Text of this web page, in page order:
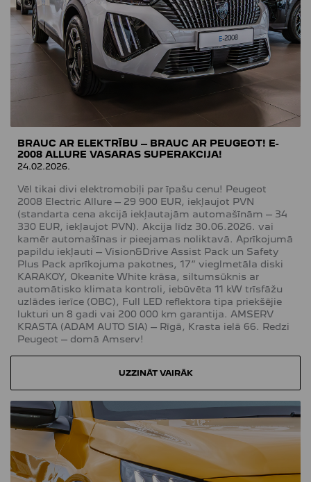
BRAUC AR ELEKTRĪBU – BRAUC AR PEUGEOT! E-
2008 ALLURE VASARAS SUPERAKCIJA!
24.02.2026.
Vēl tikai divi elektromobiļi par īpašu cenu! Peugeot
2008 Electric Allure – 29 900 EUR, iekļaujot PVN
(standarta cena akcijā iekļautajām automašīnām – 34
330 EUR, iekļaujot PVN). Akcija līdz 30.06.2026. vai
kamēr automašīnas ir pieejamas noliktavā. Aprīkojumā
papildu iekļauti – Vision&Drive Assist Pack un Safety
Plus Pack aprīkojuma pakotnes, 17” vieglmetāla diski
KARAKOY, Okeanite White krāsa, siltumsūknis ar
automātisko klimata kontroli, iebūvēta 11 kW trīsfāžu
uzlādes ierīce (OBC), Full LED reflektora tipa priekšējie
lukturi un 8 gadi vai 200 000 km garantija. AMSERV
KRASTA (ADAM AUTO SIA) – Rīgā, Krasta ielā 66. Redzi
Peugeot – domā Amserv!
UZZINĀT VAIRĀK